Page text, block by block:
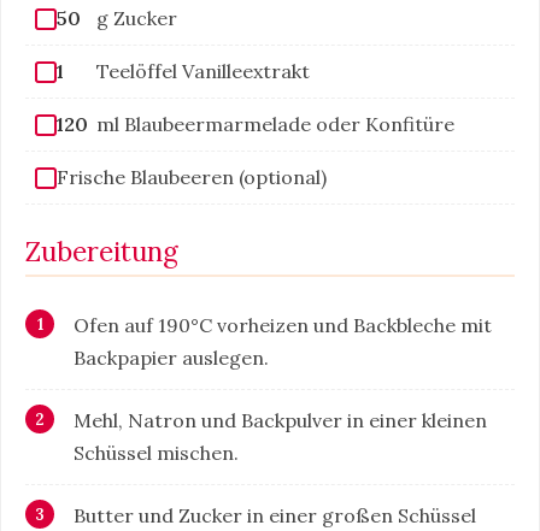
50 g Zucker
1 Teelöffel Vanilleextrakt
120 ml Blaubeermarmelade oder Konfitüre
Frische Blaubeeren (optional)
Zubereitung
Ofen auf 190°C vorheizen und Backbleche mit
Backpapier auslegen.
Mehl, Natron und Backpulver in einer kleinen
Schüssel mischen.
Butter und Zucker in einer großen Schüssel